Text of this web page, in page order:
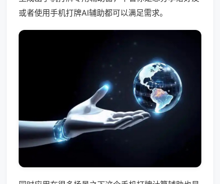
或者使用手机打牌AI辅助都可以满足需求。